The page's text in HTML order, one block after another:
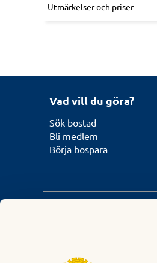
Utmärkelser och priser
Vad vill du göra?
Sök bostad
Bli medlem
Börja bospara
medlemsservice